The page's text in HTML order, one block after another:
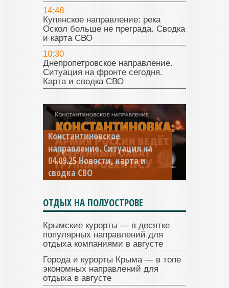
14:48
Купянское направление: река
Оскол больше не преграда. Сводка
и карта СВО
10:30
Днепропетровское направление.
Ситуация на фронте сегодня.
Карта и сводка СВО
Константиновское
направление. Ситуация на
04.09.25 Новости, карта и
сводка СВО
ОТДЫХ НА ПОЛУОСТРОВЕ
Крымские курорты — в десятке
популярных направлений для
отдыха компаниями в августе
Города и курорты Крыма — в топе
экономных направлений для
отдыха в августе